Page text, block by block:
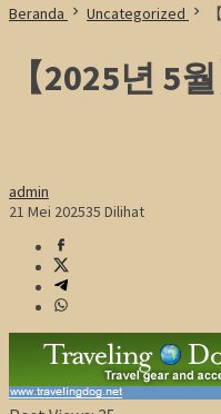
Beranda Uncategorized
【2025년 5
admin
21 Mei 202535 Dilihat